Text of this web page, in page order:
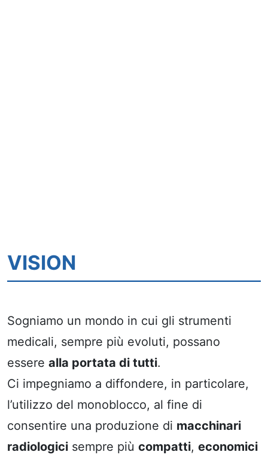
VISION
Sogniamo un mondo in cui gli strumenti
medicali, sempre più evoluti, possano
essere alla portata di tutti.
Ci impegniamo a diffondere, in particolare,
l’utilizzo del monoblocco, al fine di
consentire una produzione di macchinari
radiologici sempre più compatti, economici